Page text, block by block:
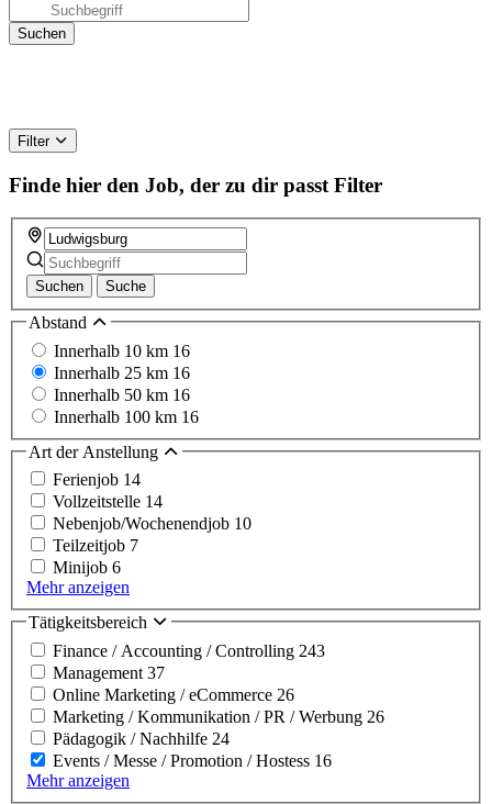
Filter
Finde hier den Job, der zu dir passt Filter
Suchen Suche
Abstand
Innerhalb 10 km 16
Innerhalb 25 km 16
Innerhalb 50 km 16
Innerhalb 100 km 16
Art der Anstellung
Ferienjob 14
Vollzeitstelle 14
Nebenjob/Wochenendjob 10
Teilzeitjob 7
Minijob 6
Mehr anzeigen
Tätigkeitsbereich
Finance / Accounting / Controlling 243
Management 37
Online Marketing / eCommerce 26
Marketing / Kommunikation / PR / Werbung 26
Pädagogik / Nachhilfe 24
Events / Messe / Promotion / Hostess 16
Mehr anzeigen